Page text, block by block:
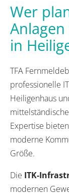
Wer
in
TFA
professionelle
Heiligenhaus
Expertise
moderne
Größe.
Die ITK-
modernen